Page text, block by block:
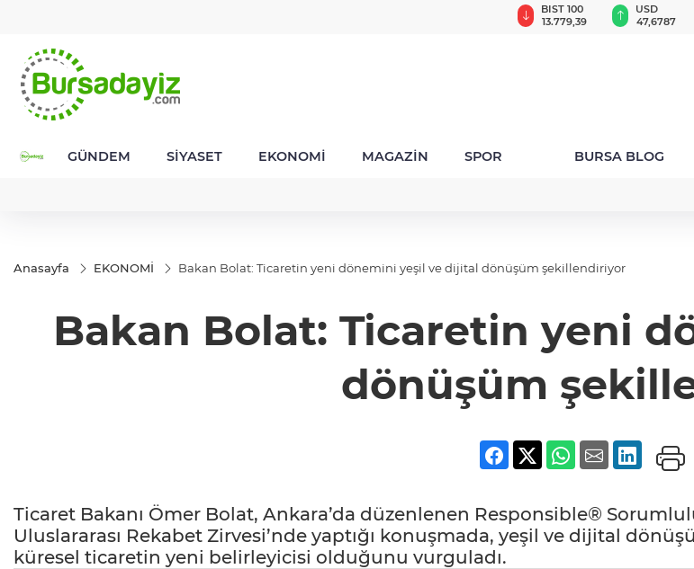
BIST 100
13.779,39
USD
47,6787
GÜNDEM SİYASET EKONOMİ MAGAZİN SPOR BURSA BLOG
Anasayfa EKONOMİ Bakan Bolat: Ticaretin yeni dönemini yeşil ve dijital dönüşüm şekillendiriyor
Bakan Bolat: Ticaretin yeni
dönüşüm
Ticaret Bakanı Ömer Bolat, Ankara’da düzenlenen Responsible®
Uluslararası Rekabet Zirvesi’nde yaptığı konuşmada, yeşil ve dijital
küresel ticaretin yeni belirleyicisi olduğunu vurguladı.